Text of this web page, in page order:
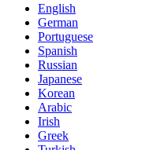
English
German
Portuguese
Spanish
Russian
Japanese
Korean
Arabic
Irish
Greek